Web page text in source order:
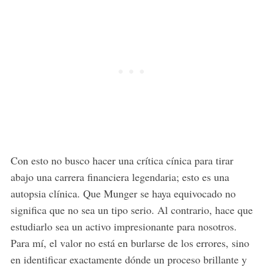
Con esto no busco hacer una crítica cínica para tirar
abajo una carrera financiera legendaria; esto es una
autopsia clínica. Que Munger se haya equivocado no
significa que no sea un tipo serio. Al contrario, hace que
estudiarlo sea un activo impresionante para nosotros.
Para mí, el valor no está en burlarse de los errores, sino
en identificar exactamente dónde un proceso brillante y